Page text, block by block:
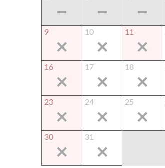
9 10 11
16 17 18
23 24 25
30 31